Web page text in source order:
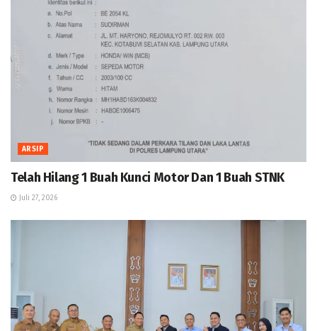
ARSIP
Telah Hilang 1 Buah Kunci Motor Dan 1 Buah STNK
Juli 27, 2026